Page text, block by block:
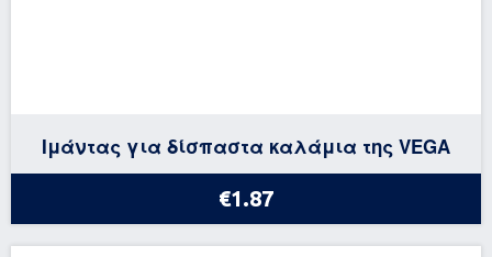
Ιμάντας για δίσπαστα καλάμια της VEGA
€1.87